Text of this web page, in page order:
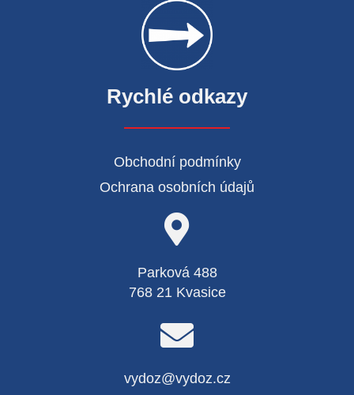
Rychlé odkazy
Obchodní podmínky
Ochrana osobních údajů
Parková 488
768 21 Kvasice
vydoz@vydoz.cz